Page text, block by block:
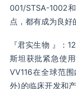
001/STSA-1002
点，都有成为良好
『君实生物 』：
斯坦获批紧急使
VV116在全球范
外)的临床开发和